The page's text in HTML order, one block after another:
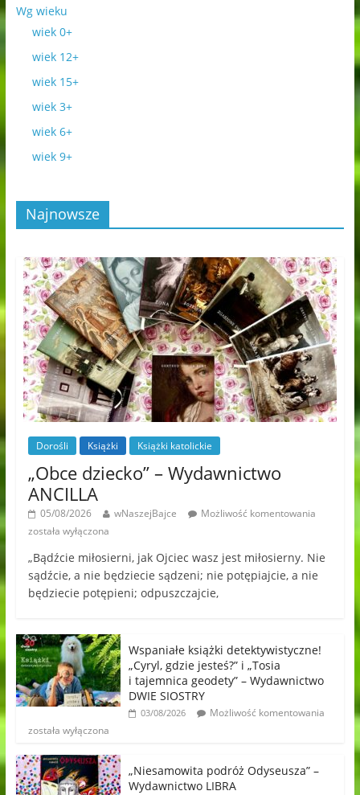
Wg wieku
wiek 0+
wiek 12+
wiek 15+
wiek 3+
wiek 6+
wiek 9+
Najnowsze
Dorośli Książki Książki katolickie
„Obce dziecko” – Wydawnictwo
ANCILLA
05/08/2026 wNaszejBajce
Możliwość komentowania
została wyłączona
„Bądźcie miłosierni, jak Ojciec wasz jest miłosierny. Nie
sądźcie, a nie będziecie sądzeni; nie potępiajcie, a nie
będziecie potępieni; odpuszczajcie,
Wspaniałe książki detektywistyczne!
„Cyryl, gdzie jesteś?” i „Tosia
i tajemnica geodety” – Wydawnictwo
DWIE SIOSTRY
03/08/2026
Możliwość komentowania
została wyłączona
„Niesamowita podróż Odyseusza” –
Wydawnictwo LIBRA